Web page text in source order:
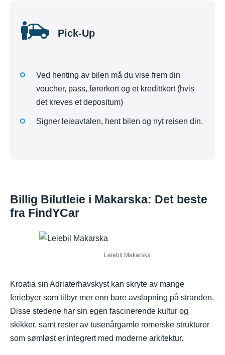
Pick-Up
Ved henting av bilen må du vise frem din
voucher, pass, førerkort og et kredittkort (hvis
det kreves et depositum)
Signer leieavtalen, hent bilen og nyt reisen din.
Billig Bilutleie i Makarska: Det beste
fra FindYCar
Leiebil Makarska
Kroatia sin Adriaterhavskyst kan skryte av mange
feriebyer som tilbyr mer enn bare avslapning på stranden.
Disse stedene har sin egen fascinerende kultur og
skikker, samt rester av tusenårgamle romerske strukturer
som sømløst er integrert med moderne arkitektur.